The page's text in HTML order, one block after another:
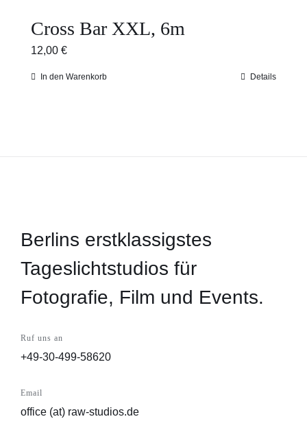
Cross Bar XXL, 6m
12,00 €
In den Warenkorb Details
Berlins erstklassigstes
Tageslichtstudios für
Fotografie, Film und Events.
Ruf uns an
+49-30-499-58620
Email
office (at) raw-studios.de